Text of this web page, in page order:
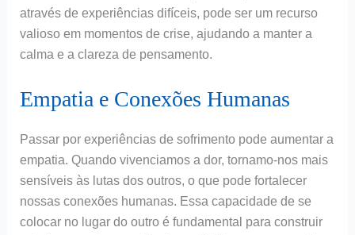
através de experiências difíceis, pode ser um recurso
valioso em momentos de crise, ajudando a manter a
calma e a clareza de pensamento.
Empatia e Conexões Humanas
Passar por experiências de sofrimento pode aumentar a
empatia. Quando vivenciamos a dor, tornamo-nos mais
sensíveis às lutas dos outros, o que pode fortalecer
nossas conexões humanas. Essa capacidade de se
colocar no lugar do outro é fundamental para construir